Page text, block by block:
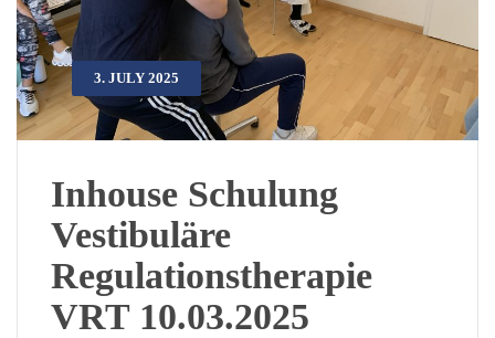
3. JULY 2025
Inhouse Schulung
Vestibuläre
Regulationstherapie
VRT 10.03.2025